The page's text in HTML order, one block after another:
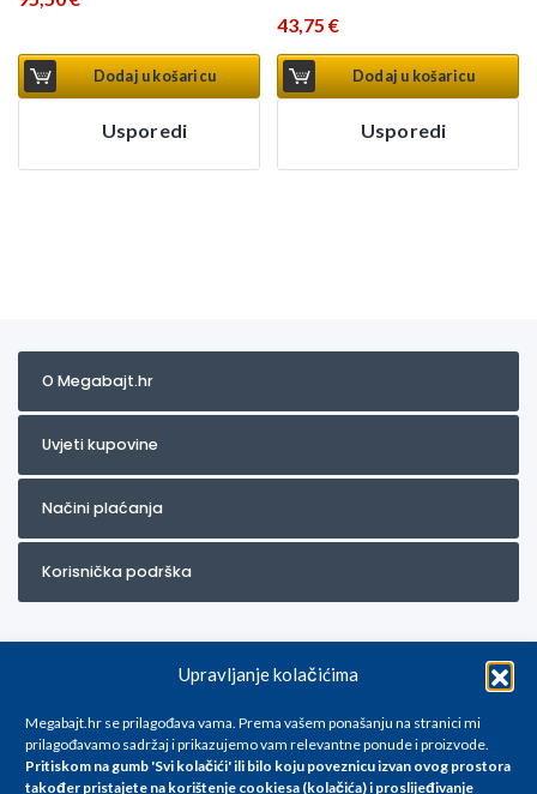
Upravljanje kolačićima
Megabajt.hr se prilagođava vama. Prema vašem ponašanju na stranici mi
prilagođavamo sadržaj i prikazujemo vam relevantne ponude i proizvode.
Pritiskom na gumb 'Svi kolačići' ili bilo koju poveznicu izvan ovog prostora
također pristajete na korištenje cookiesa (kolačića) i proslijeđivanje
Dodaj u košaricu
Usporedi
43,75€
Dodaj u košaricu
Usporedi
O Megabajt.hr
Uvjeti kupovine
Načini plaćanja
Korisnička podrška
Za artikle kojih trenutno nema u ponudi obratite nam se na